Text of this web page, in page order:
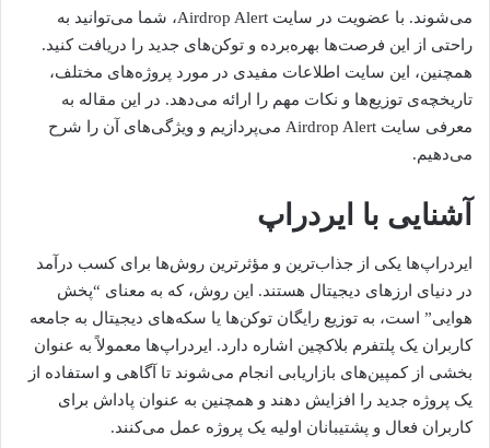
می‌شوند. با عضویت در سایت Airdrop Alert، شما می‌توانید به
راحتی از این فرصت‌ها بهره‌برده و توکن‌های جدید را دریافت کنید.
همچنین، این سایت اطلاعات مفیدی در مورد پروژه‌های مختلف،
تاریخچه‌ی توزیع‌ها و نکات مهم را ارائه می‌دهد. در این مقاله به
معرفی سایت Airdrop Alert می‌پردازیم و ویژگی‌های آن را شرح
می‌دهیم.
آشنایی با ایردراپ
ایردراپ‌ها یکی از جذاب‌ترین و مؤثرترین روش‌ها برای کسب درآمد
در دنیای ارزهای دیجیتال هستند. این روش، که به معنای “پخش
هوایی” است، به توزیع رایگان توکن‌ها یا سکه‌های دیجیتال به جامعه
کاربران یک پلتفرم بلاکچین اشاره دارد. ایردراپ‌ها معمولاً به عنوان
بخشی از کمپین‌های بازاریابی انجام می‌شوند تا آگاهی و استفاده از
یک پروژه جدید را افزایش دهند و همچنین به عنوان پاداش برای
کاربران فعال و پشتیبانان اولیه یک پروژه عمل می‌کنند.